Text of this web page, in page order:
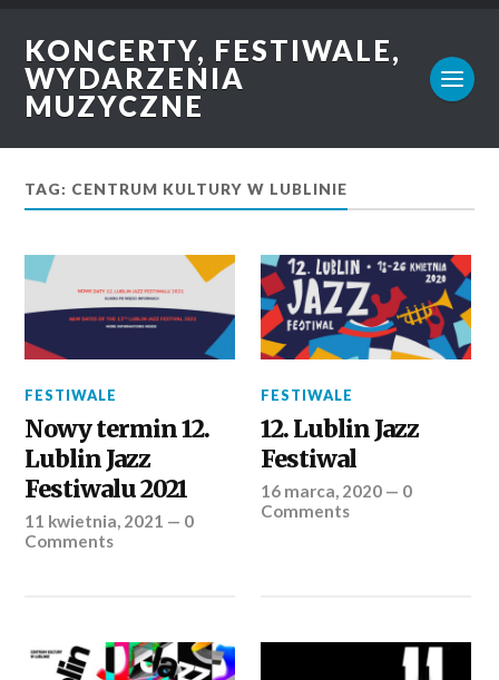
KONCERTY, FESTIWALE,
WYDARZENIA
MUZYCZNE
TAG: CENTRUM KULTURY W LUBLINIE
FESTIWALE
Nowy termin 12.
Lublin Jazz
Festiwalu 2021
11 kwietnia, 2021 — 0
Comments
FESTIWALE
12. Lublin Jazz
Festiwal
16 marca, 2020 — 0
Comments